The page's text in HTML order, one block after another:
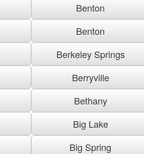
Benton
Benton
Berkeley Springs
Berryville
Bethany
Big Lake
Big Spring